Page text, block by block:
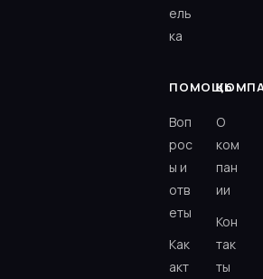
ель
ка
ПОМОЩЬ
Воп
рос
ы и
отв
еты
Как
акт
О
ком
пан
ии
Кон
так
ты